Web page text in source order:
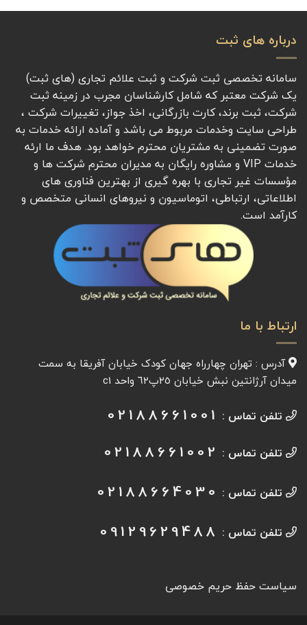
درباره های ثبت
سامانه تخصصی ثبت شرکت و ثبت علائم تجاری (های ثبت)
یک شرکت معتبر که شامل کارشناسان مجرب در زمینه ثبت
شرکت، ثبت برند، کارت بازرگانی، اخذ جواز، تغییرات شرکت ،
طراحی سایت وخدمات مربوط می باشد و آماده ارائه خدمات به
صورت تضمینی به مشتریان محترم خواهد بود. هدف ما ارئه
خدمات VIP و مشاوره رایگان به مدیران محترم شرکت ها و
مؤسسات غیر تجاری با بهره گیری از بهترین فناوری های
اطلاعاتی، ارتباطی، اتوماسیون و نیروهای انسانی متخصص و
کارآمد است.
ارتباط با ما
آدرس : تهران چهارراه جهان کودک خیابان آفريقا به سمت
میدان آرژانتين نبش خیابان ٢٥پ٦٢ واحد c1
تلفن تماس : 02188661001
تلفن تماس : 02188661002
تلفن تماس : 02188664030
تلفن تماس : 09129629488
سیاست حفظ حریم خصوصی